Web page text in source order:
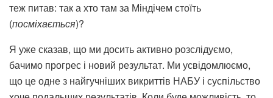
теж питав: так а хто там за Міндічем стоїть
(посміхається)?
Я уже сказав, що ми досить активно розслідуємо,
бачимо прогрес і новий результат. Ми усвідомлюємо,
що це одне з найгучніших викриттів НАБУ і суспільство